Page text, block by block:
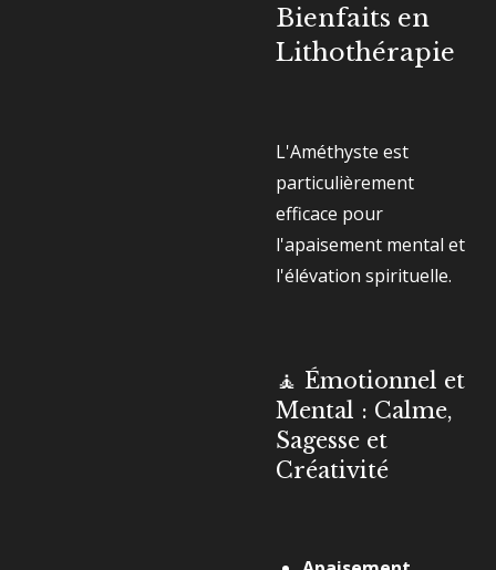
Bienfaits en
Lithothérapie
L'Améthyste est
particulièrement
efficace pour
l'apaisement mental et
l'élévation spirituelle.
🧘 Émotionnel et
Mental : Calme,
Sagesse et
Créativité